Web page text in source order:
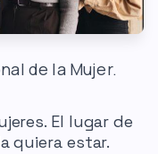
de la Mujer.
El lugar de
quiera estar.